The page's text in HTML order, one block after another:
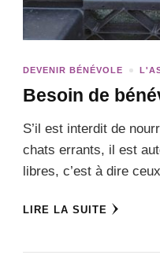
DEVENIR BÉNÉVOLE
Besoin de
S’il est interdit de
chats errants, il est
libres, c’est à dire
LIRE LA SUITE